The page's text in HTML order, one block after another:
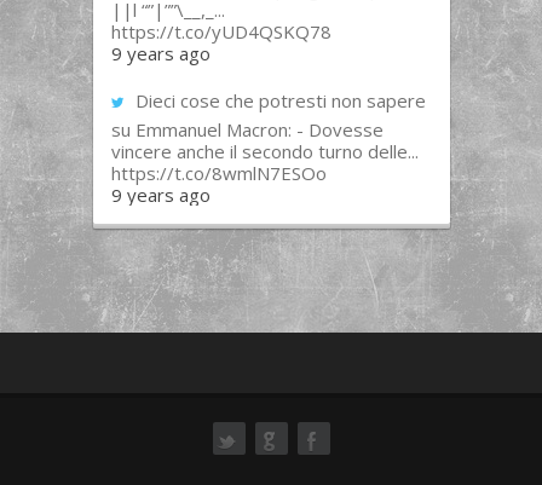
||l “”|””\__,_...
https://t.co/yUD4QSKQ78
9 years ago
Dieci cose che potresti non sapere
su Emmanuel Macron: - Dovesse
vincere anche il secondo turno delle...
https://t.co/8wmlN7ESOo
9 years ago